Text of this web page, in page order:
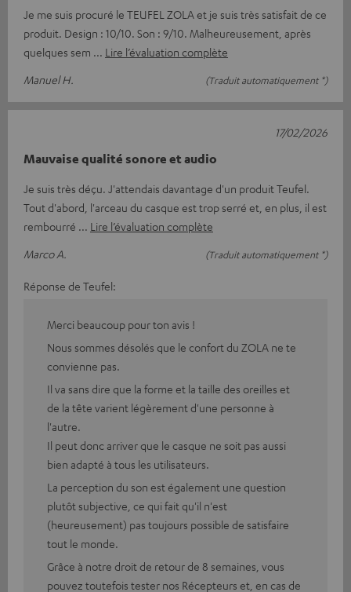
Je me suis procuré le TEUFEL ZOLA et je suis très satisfait de ce
produit. Design : 10/10. Son : 9/10. Malheureusement, après
quelques sem
Lire l’évaluation complète
Manuel H.
(Traduit automatiquement *)
Mauvaise qualité sonore et audio
Je suis très déçu. J'attendais davantage d'un produit Teufel.
Tout d'abord, l'arceau du casque est trop serré et, en plus, il est
rembourré
Lire l’évaluation complète
Marco A.
(Traduit automatiquement *)
17/02/2026
Réponse de Teufel:
Merci beaucoup pour ton avis !
Nous sommes désolés que le confort du ZOLA ne te
convienne pas.
Il va sans dire que la forme et la taille des oreilles et
de la tête varient légèrement d'une personne à
l'autre.
Il peut donc arriver que le casque ne soit pas aussi
bien adapté à tous les utilisateurs.
La perception du son est également une question
plutôt subjective, ce qui fait qu'il n'est
(heureusement) pas toujours possible de satisfaire
tout le monde.
Grâce à notre droit de retour de 8 semaines, vous
pouvez toutefois tester nos Récepteurs et, en cas de